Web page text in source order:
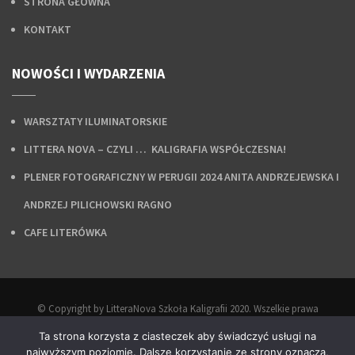
KONTAKT
NOWOŚCI I WYDARZENIA
WARSZTATY ILUMINATORSKIE
LITTERA NOVA – CZYLI … KALIGRAFIA WSPÓŁCZESNA!
PLENER FOTOGRAFICZNY W PERUGII 2024 ANITA ANDRZEJEWSKA I
ANDRZEJ PILICHOWSKI RAGNO
CAFE LITERÓWKA
© Copyright by LitteraNova Szkoła Kaligrafii 2020. Wszelkie prawa
Projekt i wykonanie:Agencja Interaktywna Epoka.
Ta strona korzysta z ciasteczek aby świadczyć usługi na
najwyższym poziomie. Dalsze korzystanie ze strony oznacza,